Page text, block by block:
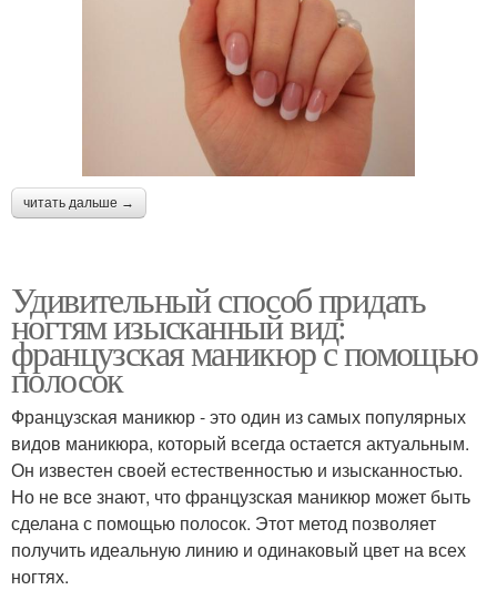
читать дальше →
Удивительный способ придать
ногтям изысканный вид:
французская маникюр с помощью
полосок
Французская маникюр - это один из самых популярных
видов маникюра, который всегда остается актуальным.
Он известен своей естественностью и изысканностью.
Но не все знают, что французская маникюр может быть
сделана с помощью полосок. Этот метод позволяет
получить идеальную линию и одинаковый цвет на всех
ногтях.